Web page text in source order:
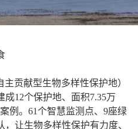
贡献型生物多样性保护地）
12个保护地、面积7.35万
例。61个智慧监测点、9座绿
让生物多样性保护有力度、